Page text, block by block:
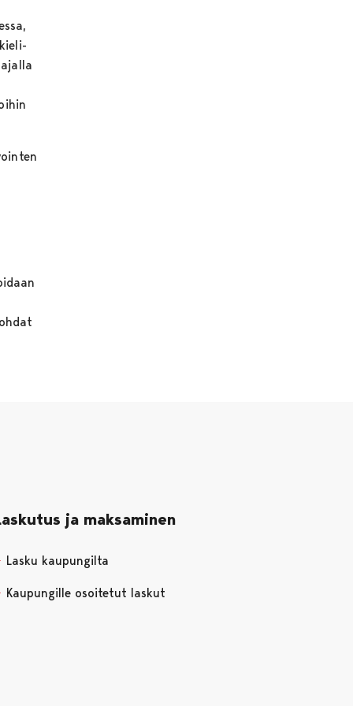
ja maksaminen
Lasku kaupungilta
Kaupungille osoitetut laskut